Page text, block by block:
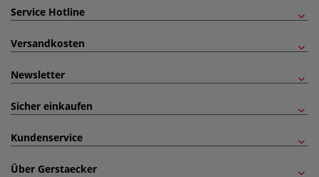
Service Hotline
Versandkosten
Newsletter
Sicher einkaufen
Kundenservice
Über Gerstaecker